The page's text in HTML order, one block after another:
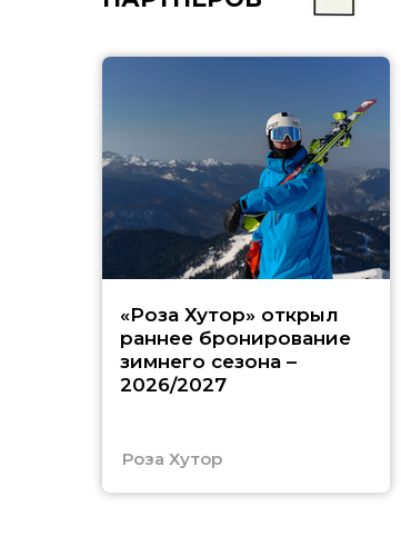
«Роза Хутор» открыл
раннее бронирование
зимнего сезона –
2026/2027
Роза Хутор